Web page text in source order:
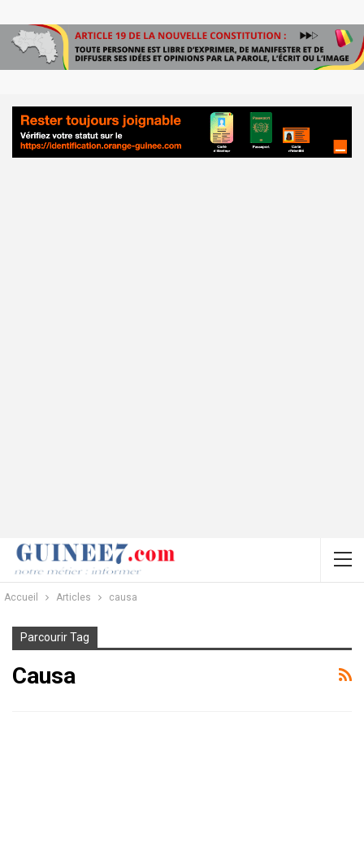
Accueil Articles causa
Parcourir Tag
Causa